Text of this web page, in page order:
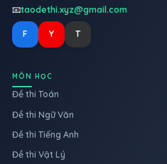
📧taodethi.xyz@gmail.com
F Y T
MÔN HỌC
Đề thi Toán
Đề thi Ngữ Văn
Đề thi Tiếng Anh
Đề thi Vật Lý